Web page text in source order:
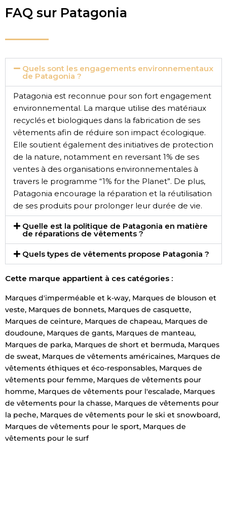
FAQ sur Patagonia
Quels sont les engagements environnementaux
de Patagonia ?
Patagonia est reconnue pour son fort engagement
environnemental. La marque utilise des matériaux
recyclés et biologiques dans la fabrication de ses
vêtements afin de réduire son impact écologique.
Elle soutient également des initiatives de protection
de la nature, notamment en reversant 1% de ses
ventes à des organisations environnementales à
travers le programme “1% for the Planet”. De plus,
Patagonia encourage la réparation et la réutilisation
de ses produits pour prolonger leur durée de vie.
Quelle est la politique de Patagonia en matière
de réparations de vêtements ?
Quels types de vêtements propose Patagonia ?
Cette marque appartient à ces catégories :
Marques d'imperméable et k-way, Marques de blouson et
veste, Marques de bonnets, Marques de casquette,
Marques de ceinture, Marques de chapeau, Marques de
doudoune, Marques de gants, Marques de manteau,
Marques de parka, Marques de short et bermuda, Marques
de sweat, Marques de vêtements américaines, Marques de
vêtements éthiques et éco-responsables, Marques de
vêtements pour femme, Marques de vêtements pour
homme, Marques de vêtements pour l'escalade, Marques
de vêtements pour la chasse, Marques de vêtements pour
la peche, Marques de vêtements pour le ski et snowboard,
Marques de vêtements pour le sport, Marques de
vêtements pour le surf